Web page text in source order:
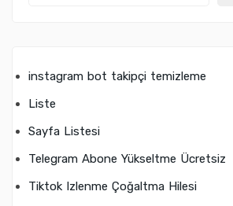
instagram bot takipçi temizleme
Liste
Sayfa Listesi
Telegram Abone Yükseltme Ücretsiz
Tiktok Izlenme Çoğaltma Hilesi